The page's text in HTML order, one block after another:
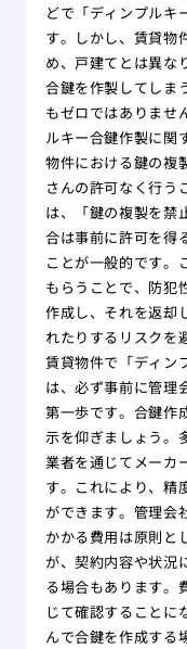
どで「ディンプルキ
す。しかし、賃貸物
め、戸建てとは異な
合鍵を作製してしま
もゼロではありませ
ルキー合鍵作製に関
物件における鍵の複
さんの許可なく行う
は、「鍵の複製を禁
合は事前に許可を得
ことが一般的です。
もらうことで、防犯
作成し、それを返却
れたりするリスクを
賃貸物件で「ディン
は、必ず事前に管理
第一歩です。合鍵作
示を仰ぎましょう。
業者を通じてメーカ
す。これにより、精
ができます。管理会
かかる費用は原則と
が、契約内容や状況
る場合もあります。
じて確認することに
んで合鍵を作成する